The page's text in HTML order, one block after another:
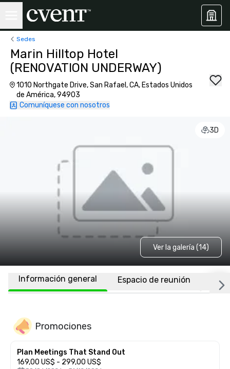
Sedes
Marin Hilltop Hotel
(RENOVATION UNDERWAY)
1010 Northgate Drive, San Rafael, CA, Estados Unidos
de América, 94903
Comuníquese con nosotros
3D
Ver la galería (14)
Información general Espacio de reunión
Promociones
Plan Meetings That Stand Out
169,00 US$ - 299,00 US$